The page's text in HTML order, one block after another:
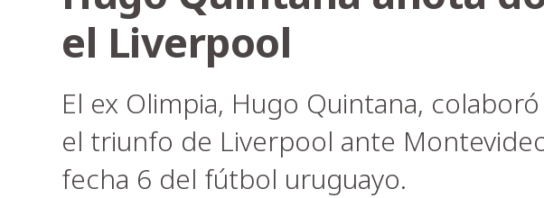
el Liverpool
El ex Olimpia, Hugo Quintana,
el triunfo de Liverpool ante
fecha 6 del fútbol uruguayo.